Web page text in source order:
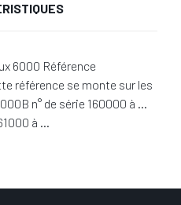
6000 Référence
référence se monte sur les
n° de série 160000 à …
à …